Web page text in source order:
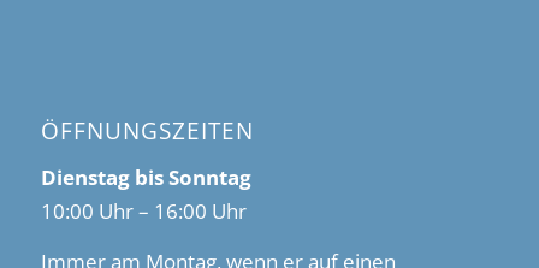
ÖFFNUNGSZEITEN
Dienstag bis Sonntag
10:00 Uhr – 16:00 Uhr
Immer am Montag, wenn er auf einen